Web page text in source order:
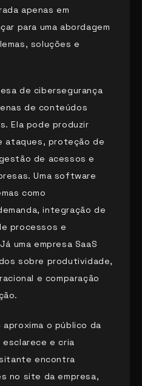
apenas em
para uma abordagem
soluções e
de cibersegurança
de conteúdos
Ela pode produzir
ataques, proteção de
de acessos e
Uma software
como
integração de
processos e
uma empresa SaaS
sobre produtividade,
e comparação
o público da
e cria
encontra
no site da empresa,